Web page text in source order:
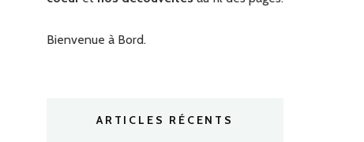
Bienvenue à Bord.
ARTICLES RÉCENTS